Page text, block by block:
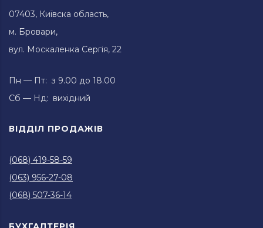
07403, Київска область,
м. Бровари,
вул. Москаленка Сергія, 22
Пн — Пт: з 9.00 до 18.00
Сб — Нд: вихідний
ВІДДІЛ ПРОДАЖІВ
(068) 419-58-59
(063) 956-27-08
(068) 507-36-14